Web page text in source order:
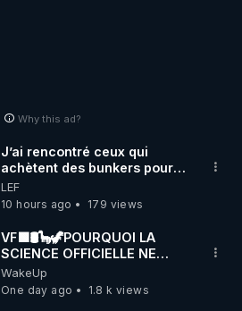
Why this ad?
J’ai rencontré ceux qui
achètent des bunkers pour
survivre à la fin du monde
LEF
10 hours ago
179 views
VF🟩🛢🦕🦖POURQUOI LA
SCIENCE OFFICIELLE NE
CONNAÎT-ELLE PAS LA VRAIE
ORIGINE DU PÉTROL -
Jocelyne Tr
WakeUp
One day ago
1.8 k views